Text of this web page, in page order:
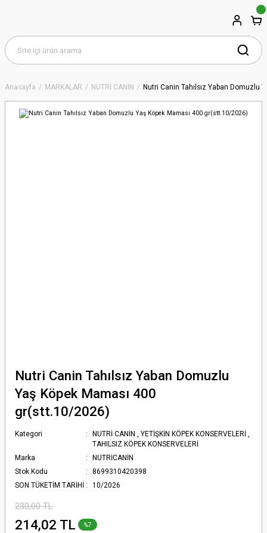
Anasayfa MARKALAR NUTRİ CANİN Nutri Canin Tahılsız Yaban Domuzlu
Nutri Canin Tahılsız Yaban Domuzlu
Yaş Köpek Maması 400
gr(stt.10/2026)
Kategori NUTRİ CANİN ,YETİŞKİN KÖPEK KONSERVELERİ ,
TAHILSIZ KÖPEK KONSERVELERİ
Marka
NUTRİCANİN
Stok Kodu
8699310420398
SON TÜKETİM TARİHİ
10/2026
230,00 TL
214,02 TL %7